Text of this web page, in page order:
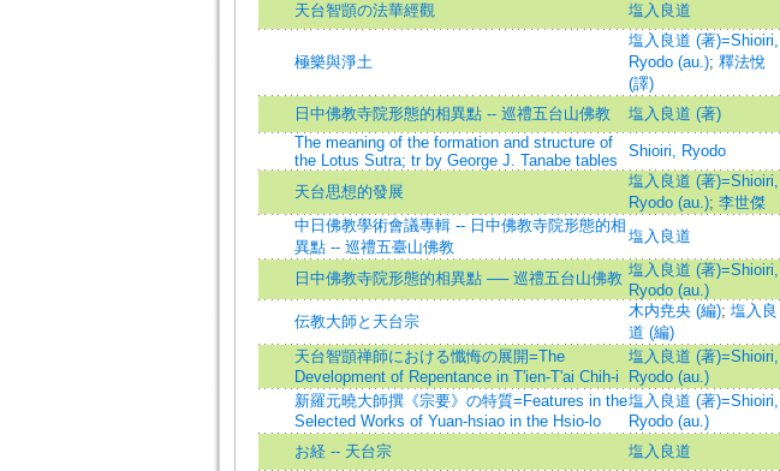
天台智顗の法華經觀 塩入良道
極樂與淨土
塩入良道 (著)=Shioiri,
Ryodo (au.); 釋法悅
(譯)
日中佛教寺院形態的相異點 -- 巡禮五台山佛教 塩入良道 (著)
The meaning of the formation and structure of
the Lotus Sutra; tr by George J. Tanabe tables
Shioiri, Ryodo
天台思想的發展
塩入良道 (著)=Shioiri,
Ryodo (au.); 李世傑
中日佛教學術會議專輯 -- 日中佛教寺院形態的相
異點 -- 巡禮五臺山佛教
塩入良道
日中佛教寺院形態的相異點 ── 巡禮五台山佛教 塩入良道 (著)=Shioiri,
Ryodo (au.)
伝教大師と天台宗
木内尭央 (編); 塩入良
道 (編)
天台智顗禅師における懺悔の展開=The
Development of Repentance in T'ien-T'ai Chih-i
塩入良道 (著)=Shioiri,
Ryodo (au.)
新羅元曉大師撰《宗要》の特質=Features in the
Selected Works of Yuan-hsiao in the Hsio-lo
塩入良道 (著)=Shioiri,
Ryodo (au.)
お経 -- 天台宗 塩入良道